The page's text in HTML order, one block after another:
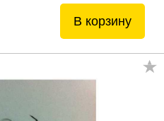
В корзину